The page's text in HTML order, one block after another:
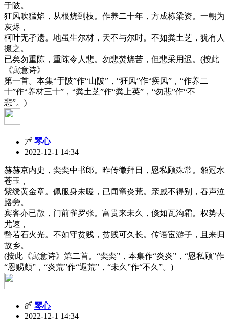
于陂。
狂风吹猛焰，从根烧到枝。作养二十年，方成栋梁资。一朝为
灰烬，
柯叶无孑遗。地虽生尔材，天不与尔时。不如粪土芝，犹有人
掇之。
已矣勿重陈，重陈令人悲。勿悲焚烧苦，但悲采用迟。(按此
《寓意诗》
第一首。本集“于陂”作“山陂”，“狂风”作“疾风”，“作养二
十”作“养材三十”，“粪土芝”作“粪上英”，“勿悲”作“不
悲”。)
7# 琴心
2022-12-1 14:34
赫赫京内史，奕奕中书郎。昨传徵拜日，恩私顾殊常。貂冠水
苍玉，
紫绶黄金章。佩服身未暖，已闻窜炎荒。亲戚不得别，吞声泣
路旁。
宾客亦已散，门前雀罗张。富贵来未久，倏如瓦沟霜。权势去
尤速，
瞥若石火光。不如守贫贱，贫贱可久长。传语宦游子，且来归
故乡。
(按此《寓意诗》第二首。“奕奕”，本集作“炎炎”，“恩私顾”作
“恩赐颇”，“炎荒”作“遐荒”，“未久”作“不久”。)
8# 琴心
2022-12-1 14:34